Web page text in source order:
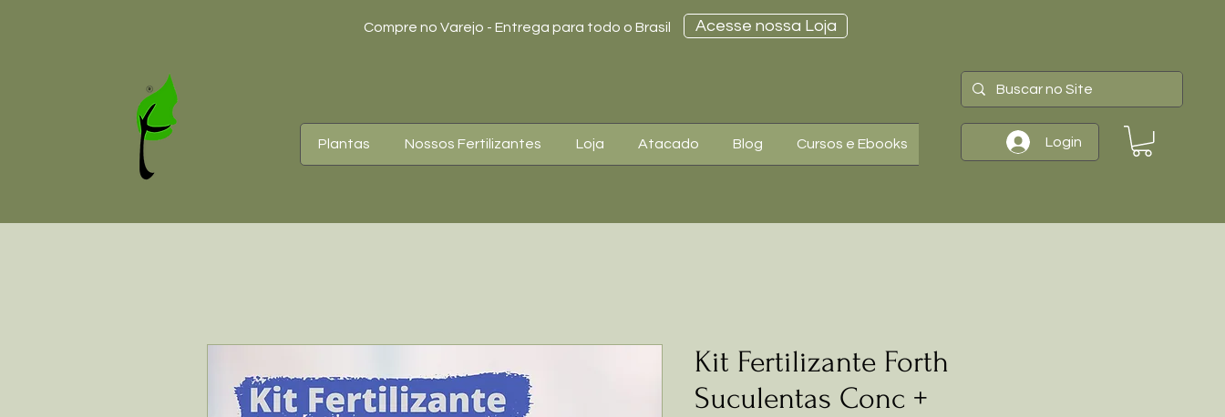
Compre no Varejo - Entrega para todo o Brasil Acesse nossa Loja
Plantas Nossos Fertilizantes Loja Atacado Blog Cursos e Ebooks Login
Kit Fertilizante Forth
Suculentas Conc +